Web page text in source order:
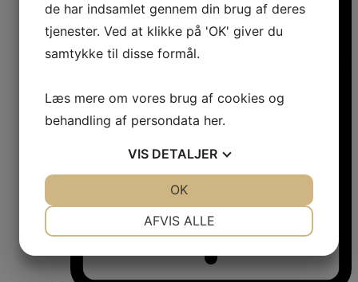
de har indsamlet gennem din brug af deres
tjenester. Ved at klikke på 'OK' giver du
samtykke til disse formål.
Læs mere om vores brug af cookies og
behandling af persondata her.
VIS DETALJER
AFVIS ALLE
OK